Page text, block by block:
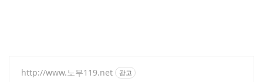
http://www.노무119.net 광고